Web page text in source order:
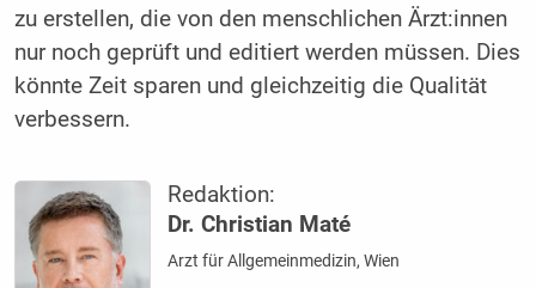
zu erstellen, die von den menschlichen Ärzt:innen
nur noch geprüft und editiert werden müssen. Dies
könnte Zeit sparen und gleichzeitig die Qualität
verbessern.
Redaktion:
Dr. Christian Maté
Arzt für Allgemeinmedizin, Wien